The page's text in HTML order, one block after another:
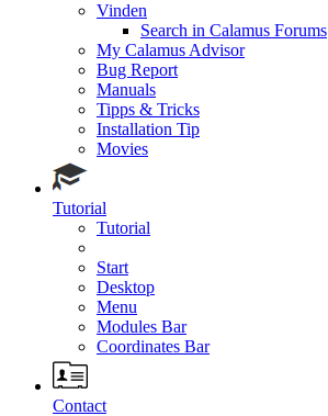
Vinden
Search in Calamus Forums
My Calamus Advisor
Bug Report
Manuals
Tipps & Tricks
Installation Tip
Movies
Tutorial
Tutorial
Start
Desktop
Menu
Modules Bar
Coordinates Bar
Contact